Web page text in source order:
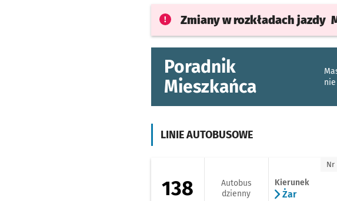
Zmiany w rozkładach jazdy
Poradnik
Mieszkańca
LINIE AUTOBUSOWE
138
Autobus
dzienny
Kierunek
Żar
Nr